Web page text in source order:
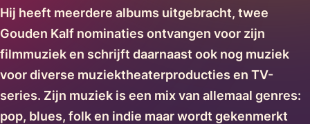
Hij heeft meerdere albums uitgebracht, twee
Gouden Kalf nominaties ontvangen voor zijn
filmmuziek en schrijft daarnaast ook nog muziek
voor diverse muziektheaterproducties en TV-
series. Zijn muziek is een mix van allemaal genres:
pop, blues, folk en indie maar wordt gekenmerkt